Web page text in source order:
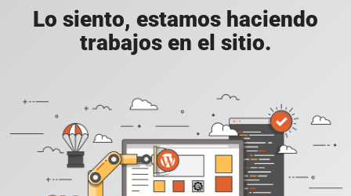
Lo siento, estamos haciendo
trabajos en el sitio.